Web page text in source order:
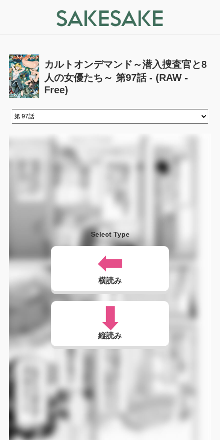
カルトオンデマンド～潜入捜査官と8
人の女優たち～ 第97話 - (RAW -
Free)
Select Type
横読み
縦読み